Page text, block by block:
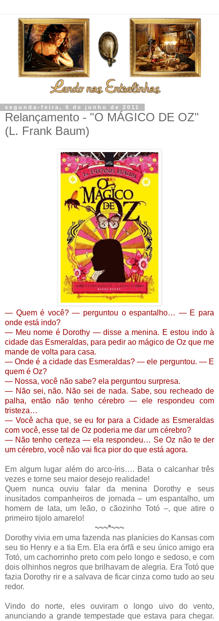
segunda-feira, 6 de junho de 2011
Relançamento - "O MÁGICO DE OZ"
(L. Frank Baum)
— Quem é você? — perguntou o espantalho… — E para
onde está indo?
— Meu nome é Dorothy — disse a menina. E estou indo à
cidade das Esmeraldas, para pedir ao mágico de Oz que me
mande de volta para casa.
— Onde é a cidade das Esmeraldas? — ele perguntou. — E
quem é Oz?
— Nossa, você não sabe? ela perguntou surpresa.
— Não sei, não. Não sei de nada. Sabe, sou recheado de
palha, então não tenho cérebro — ele respondeu com
tristeza…
— Você acha que, se eu for para a Cidade as Esmeraldas
com você, esse tal de Oz poderia me dar um cérebro?
— Não tenho certeza — ela respondeu… Se Oz não te der
um cérebro, você não vai fica pior do que está agora.
Em algum lugar além do arco-íris…. Bata o calcanhar três
vezes e torne seu maior desejo realidade!
Quem nunca ouviu falar da menina Dorothy e seus
inusitados companheiros de jornada – um espantalho, um
homem de lata, um leão, o cãozinho Totó –, que atire o
primeiro tijolo amarelo!
~~~*~~~
Dorothy vivia em uma fazenda nas planícies do Kansas com
seu tio Henry e a tia Em. Ela era órfã e seu único amigo era
Totó, um cachorrinho preto com pelo longo e sedoso, e com
dois olhinhos negros que brilhavam de alegria. Era Totó que
fazia Dorothy rir e a salvava de ficar cinza como tudo ao seu
redor.
Vindo do norte, eles ouviram o longo uivo do vento,
anunciando a grande tempestade que estava para chegar.